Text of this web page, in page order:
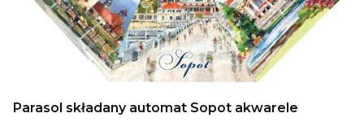
Parasol składany automat Sopot akwarele